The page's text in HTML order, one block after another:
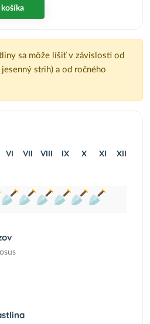
košíka
sa môže líšiť v závislosti od
jesenný strih) a od ročného
VI VII VIII IX X XI XII